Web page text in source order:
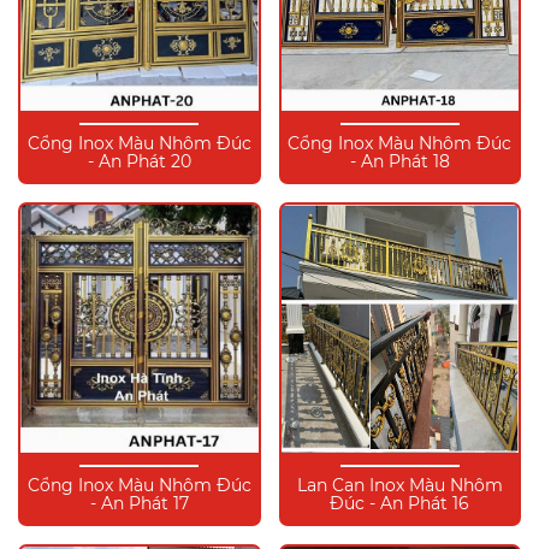
Cổng Inox Màu Nhôm Đúc
- An Phát 20
Cổng Inox Màu Nhôm Đúc
- An Phát 18
Cổng Inox Màu Nhôm Đúc
- An Phát 17
Lan Can Inox Màu Nhôm
Đúc - An Phát 16